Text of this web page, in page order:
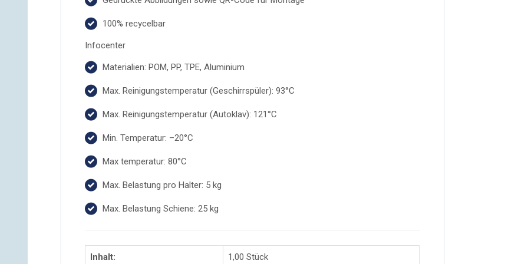
100% recycelbar
Infocenter
Materialien: POM, PP, TPE, Aluminium
Max. Reinigungstemperatur (Geschirrspüler): 93°C
Max. Reinigungstemperatur (Autoklav): 121°C
Min. Temperatur: –20°C
Max temperatur: 80°C
Max. Belastung pro Halter: 5 kg
Max. Belastung Schiene: 25 kg
Inhalt: 1,00 Stück